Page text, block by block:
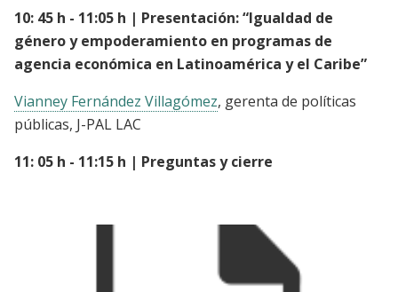
10: 45 h - 11:05 h | Presentación: “Igualdad de
género y empoderamiento en programas de
agencia económica en Latinoamérica y el Caribe”
Vianney Fernández Villagómez, gerenta de políticas
públicas, J-PAL LAC
11: 05 h - 11:15 h | Preguntas y cierre